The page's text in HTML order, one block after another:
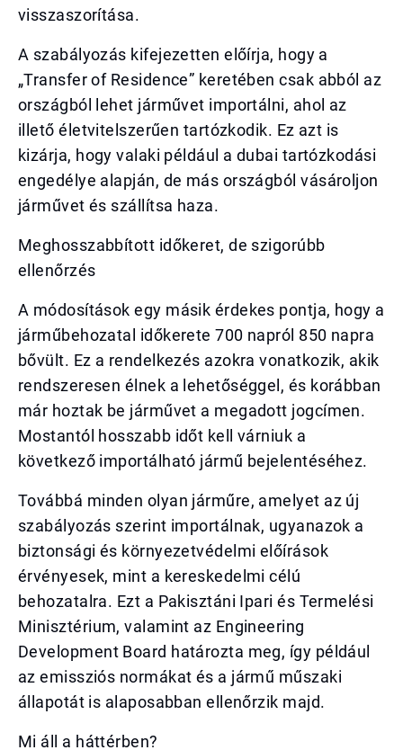
visszaszorítása.
A szabályozás kifejezetten előírja, hogy a
„Transfer of Residence” keretében csak abból az
országból lehet járművet importálni, ahol az
illető életvitelszerűen tartózkodik. Ez azt is
kizárja, hogy valaki például a dubai tartózkodási
engedélye alapján, de más országból vásároljon
járművet és szállítsa haza.
Meghosszabbított időkeret, de szigorúbb
ellenőrzés
A módosítások egy másik érdekes pontja, hogy a
járműbehozatal időkerete 700 napról 850 napra
bővült. Ez a rendelkezés azokra vonatkozik, akik
rendszeresen élnek a lehetőséggel, és korábban
már hoztak be járművet a megadott jogcímen.
Mostantól hosszabb időt kell várniuk a
következő importálható jármű bejelentéséhez.
Továbbá minden olyan járműre, amelyet az új
szabályozás szerint importálnak, ugyanazok a
biztonsági és környezetvédelmi előírások
érvényesek, mint a kereskedelmi célú
behozatalra. Ezt a Pakisztáni Ipari és Termelési
Minisztérium, valamint az Engineering
Development Board határozta meg, így például
az emissziós normákat és a jármű műszaki
állapotát is alaposabban ellenőrzik majd.
Mi áll a háttérben?